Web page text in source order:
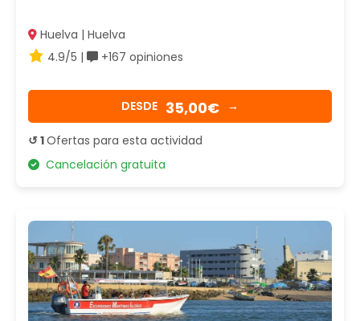
Huelva | Huelva
4.9/5 |
+167 opiniones
DESDE 35,00€ →
↺ 1Ofertas para esta actividad
Cancelación gratuita